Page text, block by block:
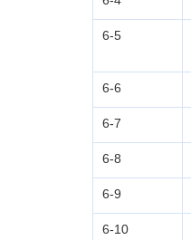
6-5
6-6
6-7
6-8
6-9
6-10